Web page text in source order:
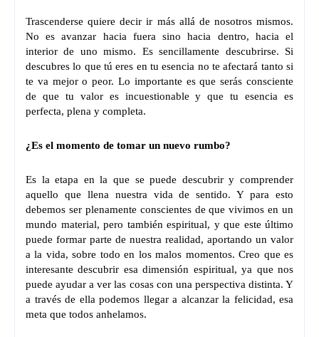
Trascenderse quiere decir ir más allá de nosotros mismos.
No es avanzar hacia fuera sino hacia dentro, hacia el
interior de uno mismo. Es sencillamente descubrirse. Si
descubres lo que tú eres en tu esencia no te afectará tanto si
te va mejor o peor. Lo importante es que serás consciente
de que tu valor es incuestionable y que tu esencia es
perfecta, plena y completa.
¿Es el momento de tomar un nuevo rumbo?
Es la etapa en la que se puede descubrir y comprender
aquello que llena nuestra vida de sentido. Y para esto
debemos ser plenamente conscientes de que vivimos en un
mundo material, pero también espiritual, y que este último
puede formar parte de nuestra realidad, aportando un valor
a la vida, sobre todo en los malos momentos. Creo que es
interesante descubrir esa dimensión espiritual, ya que nos
puede ayudar a ver las cosas con una perspectiva distinta. Y
a través de ella podemos llegar a alcanzar la felicidad, esa
meta que todos anhelamos.